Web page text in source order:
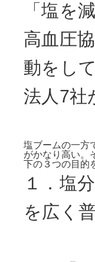
「塩を
高血圧
動をし
法人7社
塩ブームの一方
がかなり高い。
下の３つの目的
１．塩
を広く